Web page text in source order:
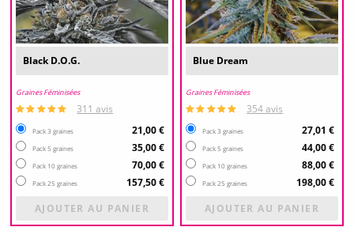
Black D.O.G.
Graines Féminisées
311 avis
Pack 3 graines 21,00 €
Pack 5 graines 35,00 €
Pack 10 graines 70,00 €
Pack 25 graines
157,50 €
AJOUTER AU PANIER
Blue Dream
Graines Féminisées
354 avis
Pack 3 graines 27,01 €
Pack 5 graines 44,00 €
Pack 10 graines 88,00 €
Pack 25 graines
198,00 €
AJOUTER AU PANIER